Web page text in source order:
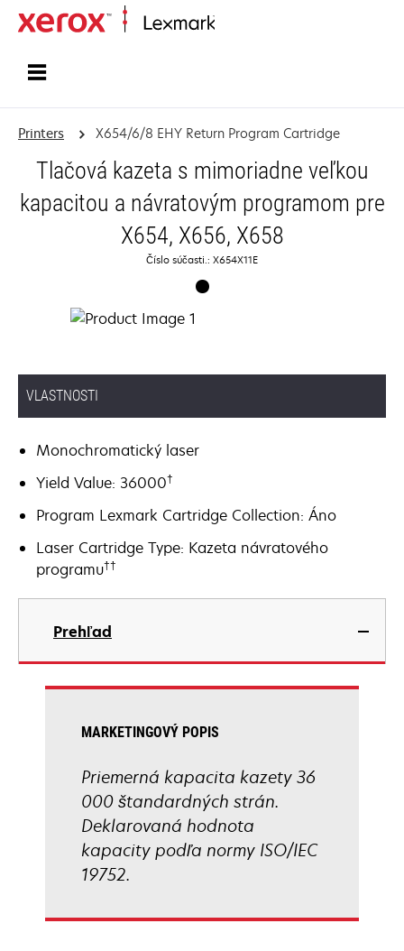
Printers X654/6/8 EHY Return Program Cartridge
Tlačová kazeta s mimoriadne veľkou
kapacitou a návratovým programom pre
X654, X656, X658
Číslo súčasti.: X654X11E
VLASTNOSTI
Monochromatický laser
Yield Value: 36000†
Program Lexmark Cartridge Collection: Áno
Laser Cartridge Type: Kazeta návratového
programu††
Prehľad
MARKETINGOVÝ POPIS
Priemerná kapacita kazety 36
000 štandardných strán.
Deklarovaná hodnota
kapacity podľa normy ISO/IEC
19752.